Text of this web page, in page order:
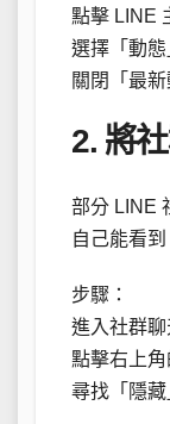
點擊 LINE
選擇「動態
關閉「最
2. 將
部分 LINE
自己能看
步驟：
進入社群聊
點擊右上角
尋找「隱